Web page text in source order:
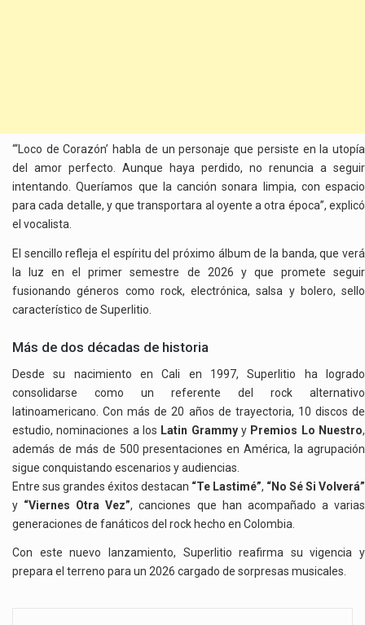
“‘Loco de Corazón’ habla de un personaje que persiste en la utopía
del amor perfecto. Aunque haya perdido, no renuncia a seguir
intentando. Queríamos que la canción sonara limpia, con espacio
para cada detalle, y que transportara al oyente a otra época”, explicó
el vocalista.
El sencillo refleja el espíritu del próximo álbum de la banda, que verá
la luz en el primer semestre de 2026 y que promete seguir
fusionando géneros como rock, electrónica, salsa y bolero, sello
característico de Superlitio.
Más de dos décadas de historia
Desde su nacimiento en Cali en 1997, Superlitio ha logrado
consolidarse como un referente del rock alternativo
latinoamericano. Con más de 20 años de trayectoria, 10 discos de
estudio, nominaciones a los Latin Grammyy Premios Lo Nuestro,
además de más de 500 presentaciones en América, la agrupación
sigue conquistando escenarios y audiencias.
Entre sus grandes éxitos destacan “Te Lastimé”, “No Sé Si Volverá”
y “Viernes Otra Vez”, canciones que han acompañado a varias
generaciones de fanáticos del rock hecho en Colombia.
Con este nuevo lanzamiento, Superlitio reafirma su vigencia y
prepara el terreno para un 2026 cargado de sorpresas musicales.